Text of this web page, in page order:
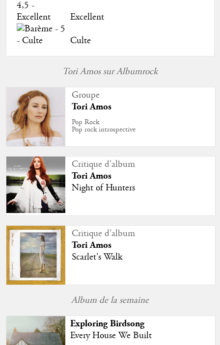
Excellent
Culte
Tori Amos sur Albumrock
Groupe
Tori Amos
Pop Rock
Pop rock introspective
Critique d'album
Tori Amos
Night of Hunters
Critique d'album
Tori Amos
Scarlet's Walk
Album de la semaine
Exploring Birdsong
Every House We Built